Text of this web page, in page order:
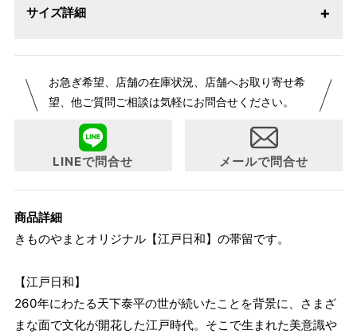
サイズ詳細
お急ぎ希望、店舗の在庫状況、店舗へお取り寄せ希
望、他ご質問ご相談は気軽にお問合せください。
LINEで問合せ メールで問合せ
商品詳細
きものやまとオリジナル【江戸日和】の帯留です。
【江戸日和】
260年にわたる天下泰平の世が続いたことを背景に、さまざ
まな面で文化が開花した江戸時代。そこで生まれた美意識や